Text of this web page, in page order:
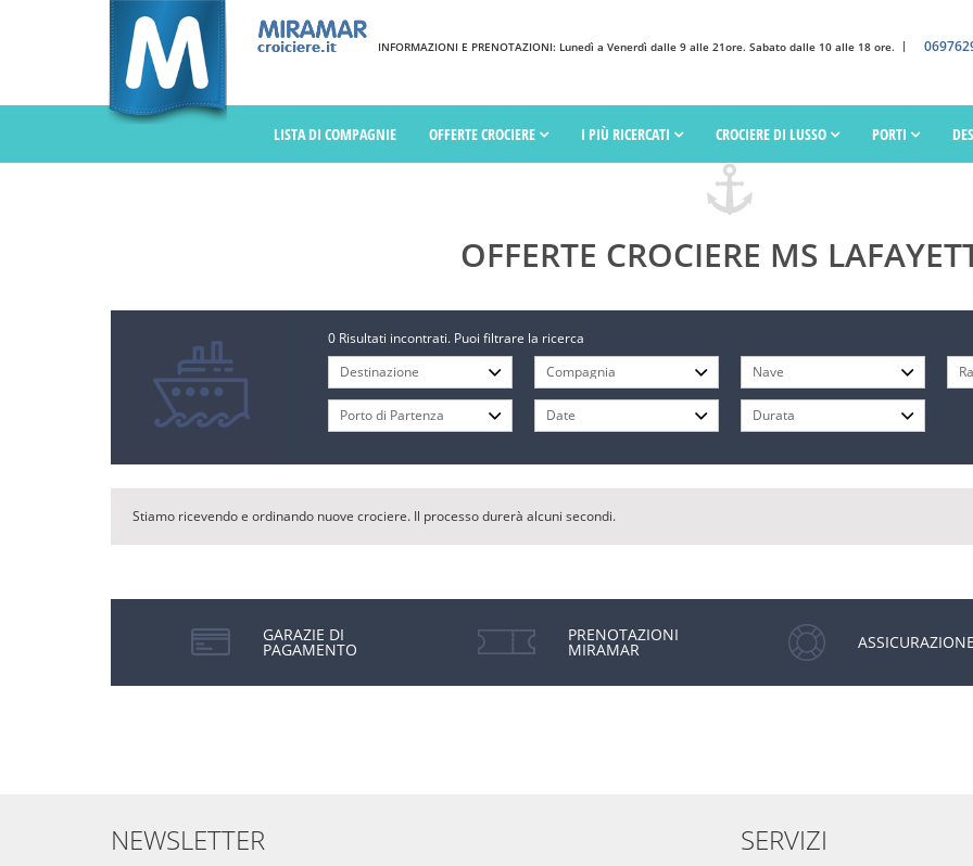
INFORMAZIONI E PRENOTAZIONI: Lunedì a Venerdì dalle 9 alle 21ore. Sabato dalle 10 alle 18 ore.
LISTA DI COMPAGNIE OFFERTE CROCIERE I PIÙ RICERCATI CROCIERE DI LUSSO PORTI
OFFERTE CROCIERE MS
0 Risultati incontrati. Puoi filtrare la ricerca
Stiamo ricevendo e ordinando nuove crociere. Il processo durerà alcuni secondi.
GARAZIE DI
PAGAMENTO
PRENOTAZIONI
MIRAMAR ASSICURAZIONE
NEWSLETTER SERVIZI